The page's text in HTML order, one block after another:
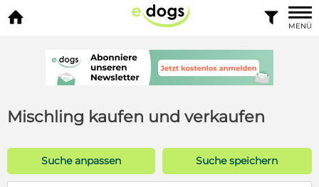
 
MENÜ
Mischling kaufen und verkaufen
Suche anpassen Suche speichern